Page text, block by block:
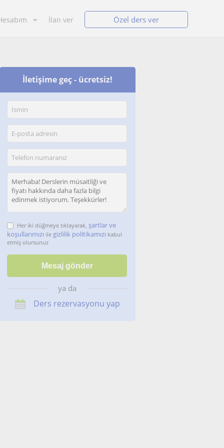
İlan ver Özel ders ver
İletişime geç - ücretsiz!
Her iki düğmeye tıklayarak, şartlar ve
koşullarımızı ile gizlilik politikamızı kabul
etmiş olursunuz
ya da
Ders rezervasyonu yap